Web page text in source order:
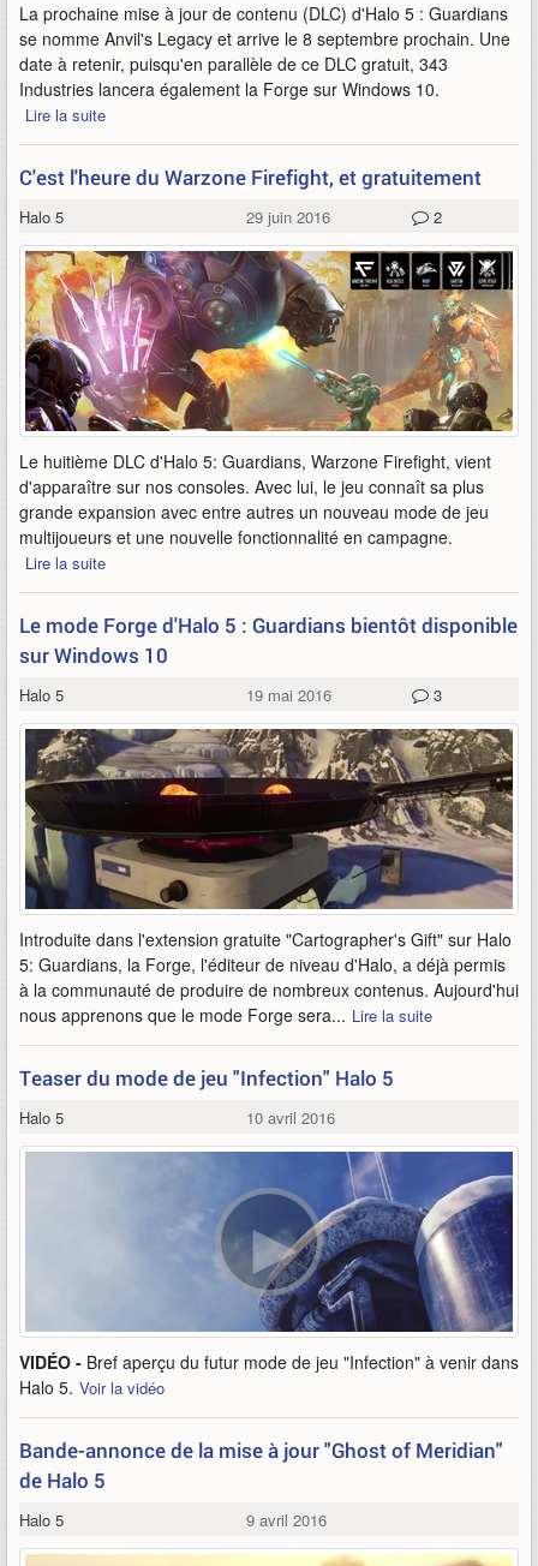
La prochaine mise à jour de contenu (DLC) d'Halo 5 : Guardians
se nomme Anvil's Legacy et arrive le 8 septembre prochain. Une
date à retenir, puisqu'en parallèle de ce DLC gratuit, 343
Industries lancera également la Forge sur Windows 10.
Lire la suite
C'est l'heure du Warzone Firefight, et gratuitement
Halo 5 29 juin 2016 2
Le huitième DLC d'Halo 5: Guardians, Warzone Firefight, vient
d'apparaître sur nos consoles. Avec lui, le jeu connaît sa plus
grande expansion avec entre autres un nouveau mode de jeu
multijoueurs et une nouvelle fonctionnalité en campagne.
Lire la suite
Le mode Forge d'Halo 5 : Guardians bientôt disponible
sur Windows 10
Halo 5 19 mai 2016 3
Introduite dans l'extension gratuite "Cartographer's Gift" sur Halo
5: Guardians, la Forge, l'éditeur de niveau d'Halo, a déjà permis
à la communauté de produire de nombreux contenus. Aujourd'hui
nous apprenons que le mode Forge sera... Lire la suite
Teaser du mode de jeu "Infection" Halo 5
Halo 5 10 avril 2016
VIDÉO - Bref aperçu du futur mode de jeu "Infection" à venir dans
Halo 5. Voir la vidéo
Bande-annonce de la mise à jour "Ghost of Meridian"
de Halo 5
Halo 5 9 avril 2016